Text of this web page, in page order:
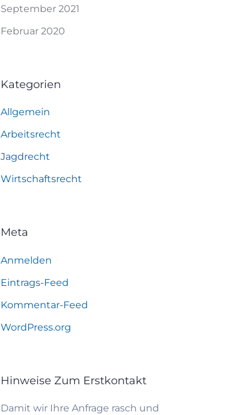
September 2021
Februar 2020
Kategorien
Allgemein
Arbeitsrecht
Jagdrecht
Wirtschaftsrecht
Meta
Anmelden
Eintrags-Feed
Kommentar-Feed
WordPress.org
Hinweise Zum Erstkontakt
Damit wir Ihre Anfrage rasch und